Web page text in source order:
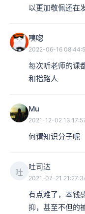
以更加敬佩还在
咦唿
2022-06-16
每次听老师的课
和指路人
Mu
2021-12-02
何谓知识分子呢
吐
吐司达
2021-07-21
有点难了，本钱
抑，甚至不但的